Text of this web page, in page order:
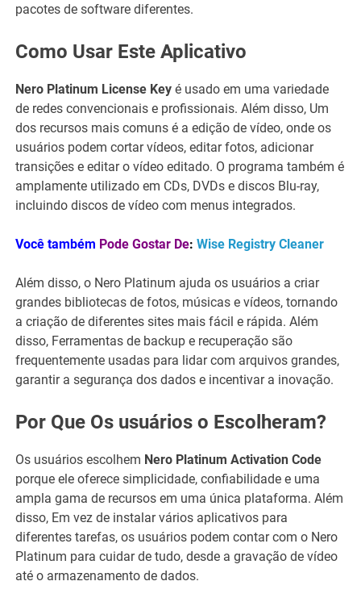
pacotes de software diferentes.
Como Usar Este Aplicativo
Nero Platinum License Key é usado em uma variedade
de redes convencionais e profissionais. Além disso, Um
dos recursos mais comuns é a edição de vídeo, onde os
usuários podem cortar vídeos, editar fotos, adicionar
transições e editar o vídeo editado. O programa também é
amplamente utilizado em CDs, DVDs e discos Blu-ray,
incluindo discos de vídeo com menus integrados.
Você também Pode Gostar De:Wise Registry Cleaner
Além disso, o Nero Platinum ajuda os usuários a criar
grandes bibliotecas de fotos, músicas e vídeos, tornando
a criação de diferentes sites mais fácil e rápida. Além
disso, Ferramentas de backup e recuperação são
frequentemente usadas para lidar com arquivos grandes,
garantir a segurança dos dados e incentivar a inovação.
Por Que Os usuários o Escolheram?
Os usuários escolhem Nero Platinum Activation Code
porque ele oferece simplicidade, confiabilidade e uma
ampla gama de recursos em uma única plataforma. Além
disso, Em vez de instalar vários aplicativos para
diferentes tarefas, os usuários podem contar com o Nero
Platinum para cuidar de tudo, desde a gravação de vídeo
até o armazenamento de dados.